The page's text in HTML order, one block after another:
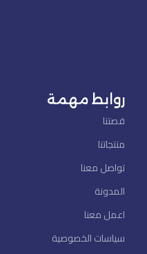
روابط مهمة
قصتنا
منتجاتنا
تواصل معنا
المدونة
اعمل معنا
سياسات الخصوصية